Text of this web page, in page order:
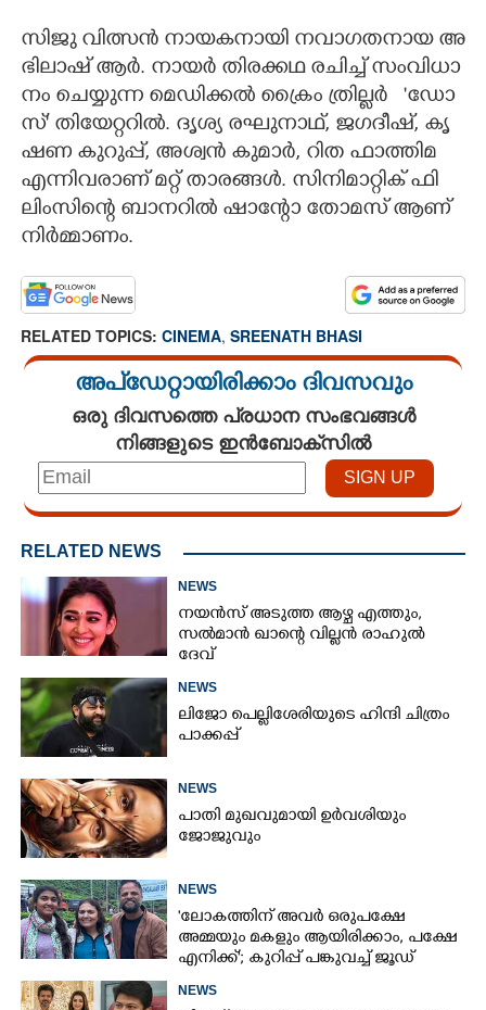
സി​ജു​ ​വി​ത്സ​ൻ​ ​നാ​യ​ക​നാ​യി​ ​ന​വാ​ഗ​ത​നാ​യ​ ​അ​
ഭി​ലാ​ഷ് ​ആ​ർ.​ ​നാ​യ​ർ​ ​തി​ര​ക്ക​ഥ​ ​ര​ചി​ച്ച് ​സം​വി​ധാ​
നം​ ​ചെ​യ്യു​ന്ന​ ​മെ​ഡി​ക്ക​ൽ​ ​ക്രൈം​ ​ത്രി​ല്ല​ർ​ ​ ​ '​ഡോ​
സ്' തി​യേ​റ്ററിൽ. ദൃശ്യ​ ​ര​ഘു​നാ​ഥ്,​ ​ജ​ഗ​ദീ​ഷ്,​​​ ​കൃ​
ഷ​ണ​ ​കു​റു​പ്പ്,​ അ​ശ്വ​ൻ​ ​കു​മാ​ർ,​​​ ​റി​ത​ ​ഫാ​ത്തി​മ​ ​
എ​ന്നി​വ​രാ​ണ് ​മ​റ്റ് ​താ​ര​ങ്ങ​ൾ.​ ​സി​നി​മാ​റ്റി​ക് ​ഫി​
ലിം​സി​ന്റെ​ ​ബാ​ന​റി​ൽ​ ​ഷാ​ന്റോ​ ​തോ​മ​സ് ​ആ​ണ് ​
നി​ർ​മ്മാ​ണം.
RELATED TOPICS: CINEMA, SREENATH BHASI
അപ്ഡേറ്റായിരിക്കാം ദിവസവും
ഒരു ദിവസത്തെ പ്രധാന സംഭവങ്ങൾ
നിങ്ങളുടെ ഇൻബോക്സിൽ
RELATED NEWS
NEWS
നയൻസ് അടുത്ത ആഴ്ച എത്തും,
സൽമാൻ ഖാന്റെ വില്ലൻ രാഹുൽ
ദേവ്
NEWS
ലിജോ പെല്ലിശേരിയുടെ ഹിന്ദി ചിത്രം
പാക്കപ്പ്
NEWS
പാതി മുഖവുമായി ഉർവശിയും
ജോജുവും
NEWS
'ലോകത്തിന് അവർ ഒരുപക്ഷേ
അമ്മയും മകളും ആയിരിക്കാം, പക്ഷേ
എനിക്ക്'; കുറിപ്പ് പങ്കുവച്ച് ജൂഡ്
NEWS